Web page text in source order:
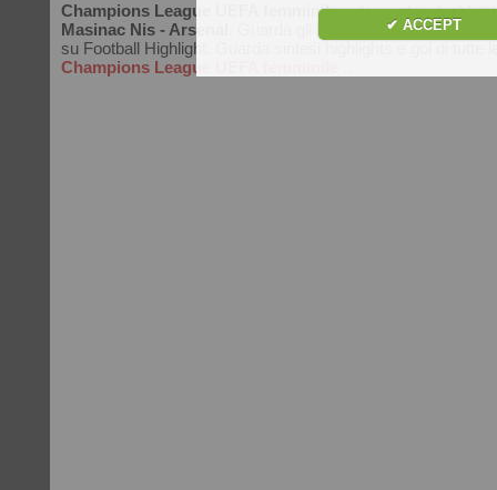
Champions League UEFA femminilevideo sintesi
Masinac Nis - Arsenal
. Guarda gli highlights di Masinac
su Football Highlight. Guarda sintesi highlights e gol di tutte
Champions League UEFA femminile
✔ ACCEPT